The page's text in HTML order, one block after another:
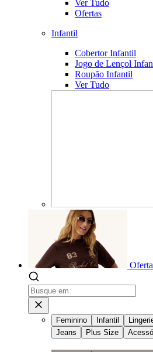
Ver Tudo
Ofertas
Infantil
Cobertor Infantil
Jogo de Lençol
Roupão Infantil
Ver Tudo
Oferta
Feminino Infantil
Jeans
Plus Size